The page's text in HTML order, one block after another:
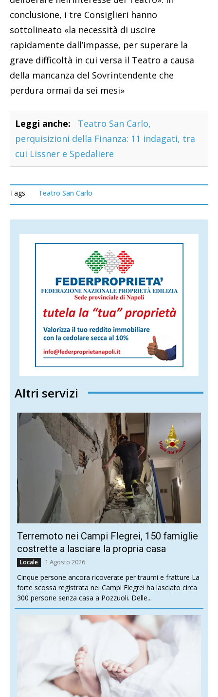
conclusione, i tre Consiglieri hanno
sottolineato «la necessità di uscire
rapidamente dall’impasse, per superare la
grave difficoltà in cui versa il Teatro a causa
della mancanza del Sovrintendente che
perdura ormai da sei mesi»
Leggi anche:
Teatro San Carlo,
perquisizioni della Finanza: 11 indagati, tra
cui Lissner e Spedaliere
Tags: Teatro San Carlo
Altri servizi
Terremoto nei Campi Flegrei, 150 famiglie
costrette a lasciare la propria casa
Locale 1 Agosto 2026
Cinque persone ancora ricoverate per traumi e fratture La
forte scossa registrata nei Campi Flegrei ha lasciato circa
300 persone senza casa a Pozzuoli. Delle...